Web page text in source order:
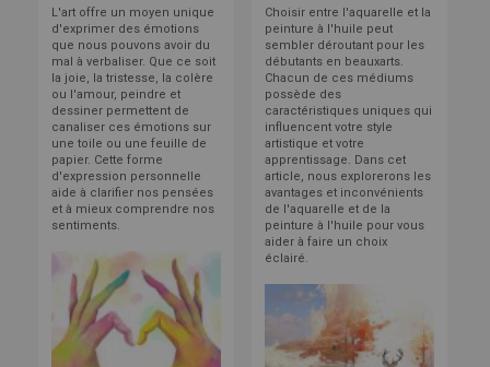
L'art offre un moyen unique
d'exprimer des émotions
que nous pouvons avoir du
mal à verbaliser. Que ce soit
la joie, la tristesse, la colère
ou l'amour, peindre et
dessiner permettent de
canaliser ces émotions sur
une toile ou une feuille de
papier. Cette forme
d'expression personnelle
aide à clarifier nos pensées
et à mieux comprendre nos
sentiments.
Choisir entre l'aquarelle et la
peinture à l'huile peut
sembler déroutant pour les
débutants en beauxarts.
Chacun de ces médiums
possède des
caractéristiques uniques qui
influencent votre style
artistique et votre
apprentissage. Dans cet
article, nous explorerons les
avantages et inconvénients
de l'aquarelle et de la
peinture à l'huile pour vous
aider à faire un choix
éclairé.